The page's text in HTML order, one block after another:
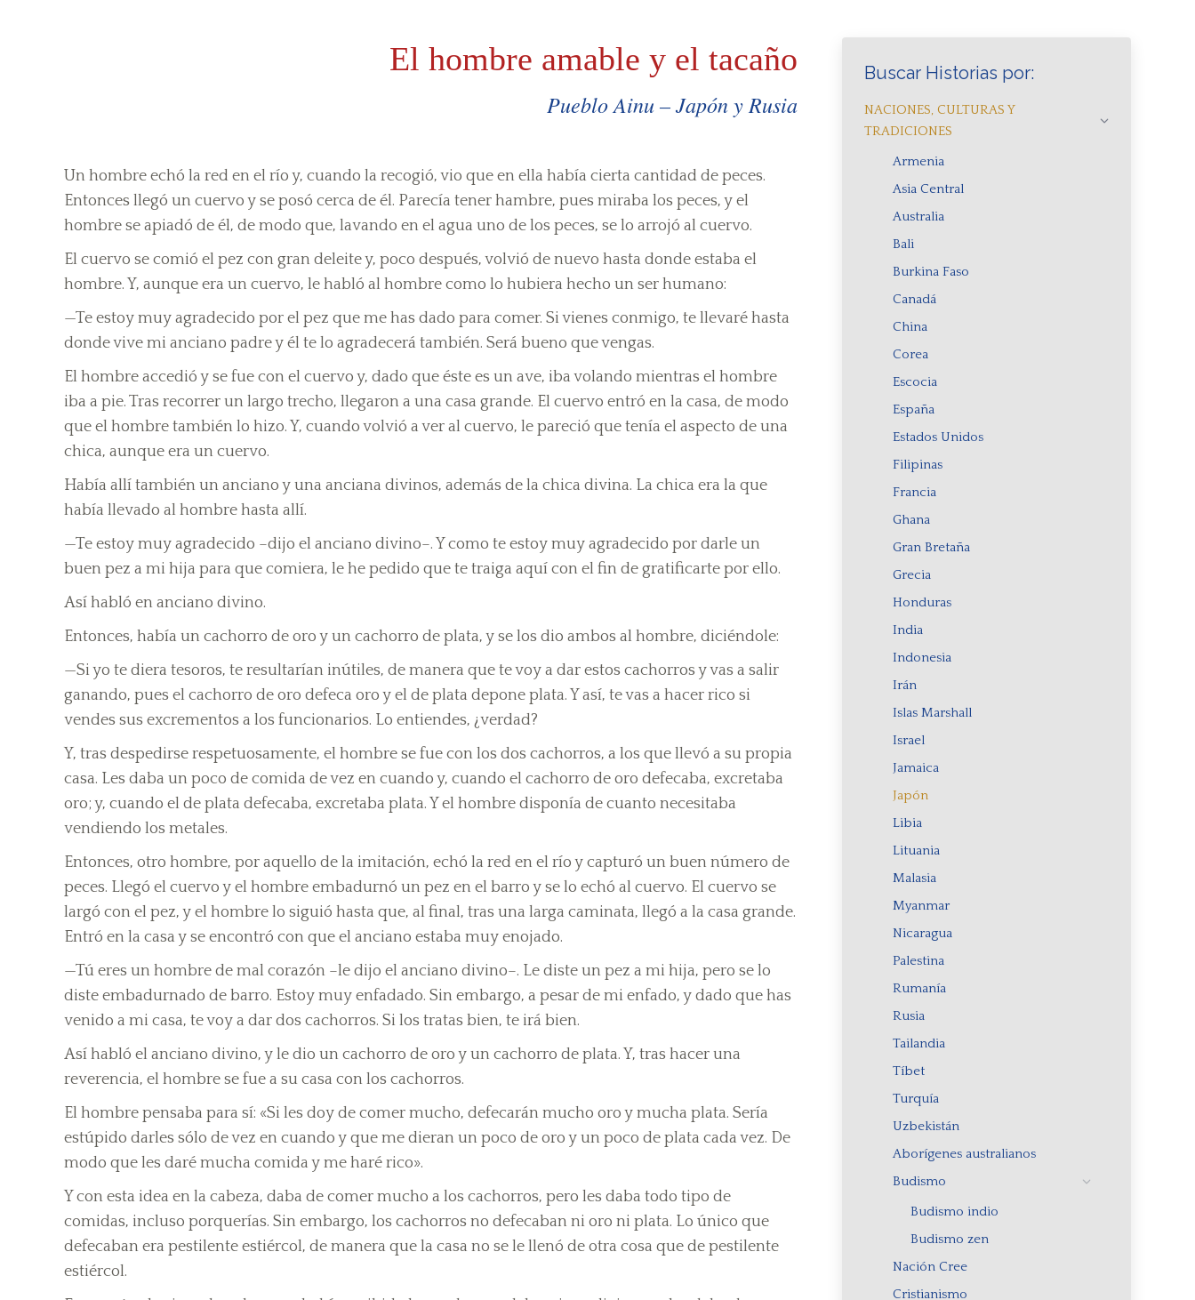
El hombre amable y el tacaño
Pueblo Ainu – Japón y Rusia
Un hombre echó la red en el río y, cuando la recogió, vio que en ella había cierta cantidad de peces.
Entonces llegó un cuervo y se posó cerca de él. Parecía tener hambre, pues miraba los peces, y el
hombre se apiadó de él, de modo que, lavando en el agua uno de los peces, se lo arrojó al cuervo.
El cuervo se comió el pez con gran deleite y, poco después, volvió de nuevo hasta donde estaba el
hombre. Y, aunque era un cuervo, le habló al hombre como lo hubiera hecho un ser humano:
—Te estoy muy agradecido por el pez que me has dado para comer. Si vienes conmigo, te llevaré hasta
donde vive mi anciano padre y él te lo agradecerá también. Será bueno que vengas.
El hombre accedió y se fue con el cuervo y, dado que éste es un ave, iba volando mientras el hombre
iba a pie. Tras recorrer un largo trecho, llegaron a una casa grande. El cuervo entró en la casa, de modo
que el hombre también lo hizo. Y, cuando volvió a ver al cuervo, le pareció que tenía el aspecto de una
chica, aunque era un cuervo.
Había allí también un anciano y una anciana divinos, además de la chica divina. La chica era la que
había llevado al hombre hasta allí.
—Te estoy muy agradecido –dijo el anciano divino–. Y como te estoy muy agradecido por darle un
buen pez a mi hija para que comiera, le he pedido que te traiga aquí con el fin de gratificarte por ello.
Así habló en anciano divino.
Entonces, había un cachorro de oro y un cachorro de plata, y se los dio ambos al hombre, diciéndole:
—Si yo te diera tesoros, te resultarían inútiles, de manera que te voy a dar estos cachorros y vas a salir
ganando, pues el cachorro de oro defeca oro y el de plata depone plata. Y así, te vas a hacer rico si
vendes sus excrementos a los funcionarios. Lo entiendes, ¿verdad?
Y, tras despedirse respetuosamente, el hombre se fue con los dos cachorros, a los que llevó a su propia
casa. Les daba un poco de comida de vez en cuando y, cuando el cachorro de oro defecaba, excretaba
oro; y, cuando el de plata defecaba, excretaba plata. Y el hombre disponía de cuanto necesitaba
vendiendo los metales.
Entonces, otro hombre, por aquello de la imitación, echó la red en el río y capturó un buen número de
peces. Llegó el cuervo y el hombre embadurnó un pez en el barro y se lo echó al cuervo. El cuervo se
largó con el pez, y el hombre lo siguió hasta que, al final, tras una larga caminata, llegó a la casa grande.
Entró en la casa y se encontró con que el anciano estaba muy enojado.
—Tú eres un hombre de mal corazón –le dijo el anciano divino–. Le diste un pez a mi hija, pero se lo
diste embadurnado de barro. Estoy muy enfadado. Sin embargo, a pesar de mi enfado, y dado que has
venido a mi casa, te voy a dar dos cachorros. Si los tratas bien, te irá bien.
Así habló el anciano divino, y le dio un cachorro de oro y un cachorro de plata. Y, tras hacer una
reverencia, el hombre se fue a su casa con los cachorros.
El hombre pensaba para sí: «Si les doy de comer mucho, defecarán mucho oro y mucha plata. Sería
estúpido darles sólo de vez en cuando y que me dieran un poco de oro y un poco de plata cada vez. De
modo que les daré mucha comida y me haré rico».
Y con esta idea en la cabeza, daba de comer mucho a los cachorros, pero les daba todo tipo de
comidas, incluso porquerías. Sin embargo, los cachorros no defecaban ni oro ni plata. Lo único que
defecaban era pestilente estiércol, de manera que la casa no se le llenó de otra cosa que de pestilente
estiércol.
Buscar Historias por:
NACIONES, CULTURAS Y
TRADICIONES
Armenia
Asia Central
Australia
Bali
Burkina Faso
Canadá
China
Corea
Escocia
España
Estados Unidos
Filipinas
Francia
Ghana
Gran Bretaña
Grecia
Honduras
India
Indonesia
Irán
Islas Marshall
Israel
Jamaica
Japón
Libia
Lituania
Malasia
Myanmar
Nicaragua
Palestina
Rumanía
Rusia
Tailandia
Tíbet
Turquía
Uzbekistán
Aborígenes australianos
Budismo
Budismo indio
Budismo zen
Nación Cree
Cristianismo